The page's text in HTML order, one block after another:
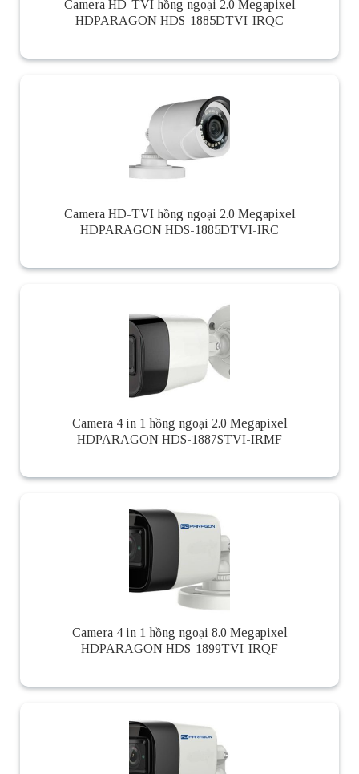
Camera HD-TVI hồng ngoại 2.0 Megapixel
HDPARAGON HDS-1885DTVI-IRQC
Camera HD-TVI hồng ngoại 2.0 Megapixel
HDPARAGON HDS-1885DTVI-IRC
Camera 4 in 1 hồng ngoại 2.0 Megapixel
HDPARAGON HDS-1887STVI-IRMF
Camera 4 in 1 hồng ngoại 8.0 Megapixel
HDPARAGON HDS-1899TVI-IRQF